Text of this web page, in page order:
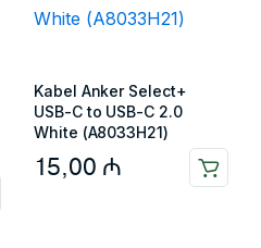
Kabel Anker Select+
USB-C to USB-C 2.0
White (A8033H21)
15,00 ₼